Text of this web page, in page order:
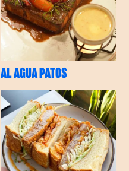
AL AGUA PATOS